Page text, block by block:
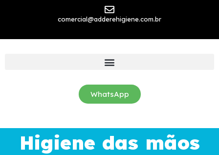
comercial@adderehigiene.com.br
WhatsApp
Higiene das mãos